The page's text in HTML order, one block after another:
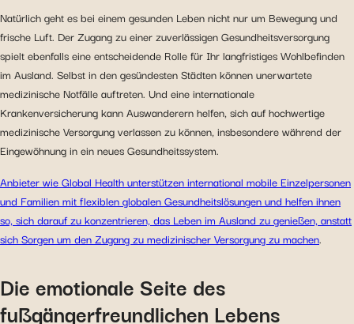
Natürlich geht es bei einem gesunden Leben nicht nur um Bewegung und
frische Luft. Der Zugang zu einer zuverlässigen Gesundheitsversorgung
spielt ebenfalls eine entscheidende Rolle für Ihr langfristiges Wohlbefinden
im Ausland. Selbst in den gesündesten Städten können unerwartete
medizinische Notfälle auftreten. Und eine internationale
Krankenversicherung kann Auswanderern helfen, sich auf hochwertige
medizinische Versorgung verlassen zu können, insbesondere während der
Eingewöhnung in ein neues Gesundheitssystem.
Anbieter wie Global Health unterstützen international mobile Einzelpersonen
und Familien mit flexiblen globalen Gesundheitslösungen und helfen ihnen
so, sich darauf zu konzentrieren, das Leben im Ausland zu genießen, anstatt
sich Sorgen um den Zugang zu medizinischer Versorgung zu machen.
Die emotionale Seite des
fußgängerfreundlichen Lebens